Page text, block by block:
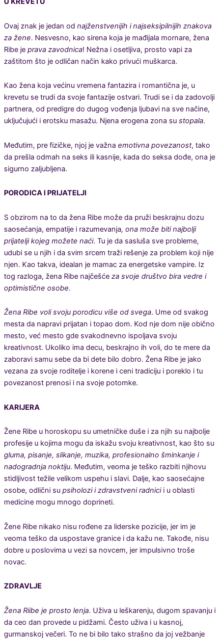
Ovaj znak je jedan od najženstvenijih i najseksipilnijih znakova
za žene. Nesvesno, kao sirena koja je mađijala mornare, žena
Ribe je prava zavodnica! Nežna i osetljiva, prosto vapi za
zaštitom što je odličan način kako privući muškarca.
Kao žena koja većinu vremena fantazira i romantična je, u
krevetu se trudi da svoje fantazije ostvari. Trudi se i da zadovolji
partnera, od predigre do dugog vođenja ljubavi na sve načine,
uključujući i erotsku masažu. Njena erogena zona su stopala.
Međutim, pre fizičke, njoj je važna emotivna povezanost, tako
da prešla odmah na seks ili kasnije, kada do seksa dođe, ona je
sigurno zaljubljena.
PORODICA I PRIJATELJI
S obzirom na to da žena Ribe može da pruži beskrajnu dozu
saosećanja, empatije i razumevanja, ona može biti najbolji
prijatelji kojeg možete naći. Tu je da sasluša sve probleme,
udubi se u njih i da svim srcem traži rešenje za problem koji nije
njen. Kao takva, idealan je mamac za energetske vampire. Iz
tog razloga, žena Ribe najčešće za svoje društvo bira vedre i
optimistične osobe.
Žena Ribe voli svoju porodicu više od svega. Ume od svakog
mesta da napravi prijatan i topao dom. Kod nje dom nije obično
mesto, već mesto gde svakodnevno ispoljava svoju
kreativnost. Ukoliko ima decu, beskrajno ih voli, do te mere da
zaboravi samu sebe da bi dete bilo dobro. Žena Ribe je jako
vezana za svoje roditelje i korene i ceni tradiciju i poreklo i tu
povezanost prenosi i na svoje potomke.
KARIJERA
Žene Ribe u horoskopu su umetničke duše i za njih su najbolje
profesije u kojima mogu da iskažu svoju kreativnost, kao što su
gluma, pisanje, slikanje, muzika, profesionalno šminkanje i
nadogradnja noktiju. Međutim, veoma je teško razbiti njihovu
stidljivost težile velikom uspehu i slavi. Dalje, kao saosećajne
osobe, odlični su psiholozi i zdravstveni radnici i u oblasti
medicine mogu mnogo doprineti.
Žene Ribe nikako nisu rođene za liderske pozicije, jer im je
veoma teško da uspostave granice i da kažu ne. Takođe, nisu
dobre u poslovima u vezi sa novcem, jer impulsivno troše
novac.
ZDRAVLJE
Žena Riibe je prosto lenja. Uživa u leškarenju, dugom spavanju i
da ceo dan provede u pidžami. Često uživa i u kasnoj,
gurmanskoj večeri. To ne bi bilo tako strašno da joj vežbanje